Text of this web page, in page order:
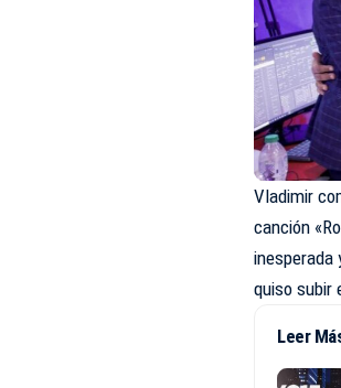
Vladimir
canción
inesperada
quiso subir
Leer